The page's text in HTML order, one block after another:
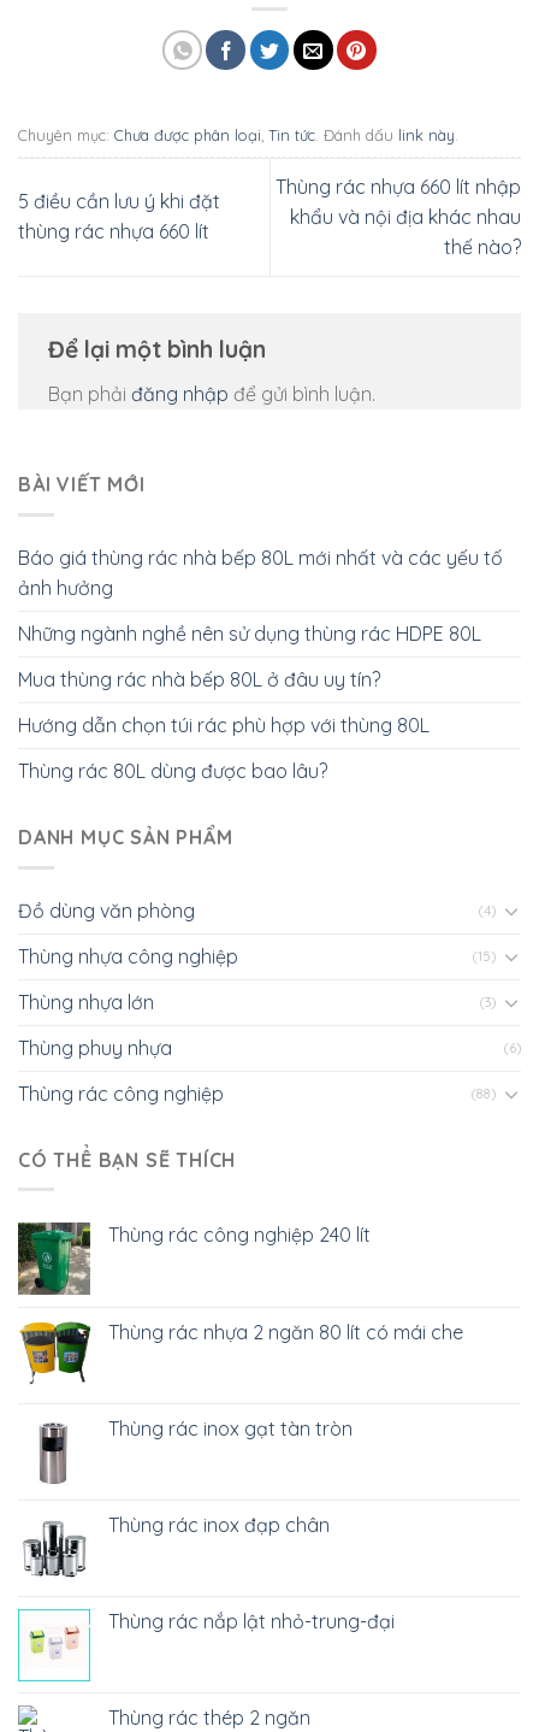
Chuyên mục: Chưa được phân loại Tin tức . Đánh dấu link này
5 điều cần lưu ý khi đặt
thùng rác nhựa 660 lít
Thùng rác nhựa 660 lít nhập
khẩu và nội địa khác nhau
thế nào?
Để lại một bình luận
Bạn phải đăng nhập để gửi bình luận.
BÀI VIẾT MỚI
Báo giá thùng rác nhà bếp 80L mới nhất và các yếu tố
ảnh hưởng
Những ngành nghề nên sử dụng thùng rác HDPE 80L
Mua thùng rác nhà bếp 80L ở đâu uy tín?
Hướng dẫn chọn túi rác phù hợp với thùng 80L
Thùng rác 80L dùng được bao lâu?
DANH MỤC SẢN PHẨM
Đồ dùng văn phòng (4)
Thùng nhựa công nghiệp (15)
Thùng nhựa lớn (3)
Thùng phuy nhựa (6)
Thùng rác công nghiệp (88)
CÓ THỂ BẠN SẼ THÍCH
Thùng rác công nghiệp 240 lít
Thùng rác nhựa 2 ngăn 80 lít có mái che
Thùng rác inox gạt tàn tròn
Thùng rác inox đạp chân
Thùng rác nắp lật nhỏ-trung-đại
Thùng rác thép 2 ngăn